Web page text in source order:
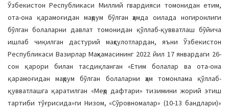
Ўзбекистон Республикаси Миллий гвардияси томонидан етим,
ота-она қарамоғидан маҳрум бўлган ҳамда оилада ногиронлиги
бўлган болаларни давлат томонидан қўллаб-қувватлаш бўйича
ишлаб чиқилган дастурий маҳсулотлардан, яъни Ўзбекистон
Республикаси Вазирлар Маҳкамасининг 2022 йил 17 январдаги 26-
сон қарори билан тасдиқланган «Етим болалар ва ота-она
қарамоғидан маҳрум бўлган болаларни ҳам томонлама қўллаб-
қувватлашга қаратилган «Меҳр дафтари» тизимини жорий этиш
тартиби тўғрисида»ги Низом, «Сўровномалар» (10-13 бандлари)»